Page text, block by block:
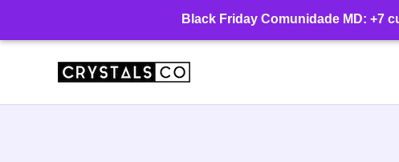
Black Friday Comunidade MD: +7
conteúdo